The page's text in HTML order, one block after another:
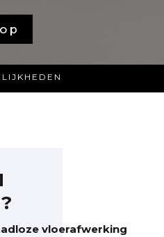
vloerafwerking